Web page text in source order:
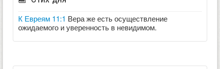
К Евреям 11:1 Вера же есть осуществление
ожидаемого и уверенность в невидимом.